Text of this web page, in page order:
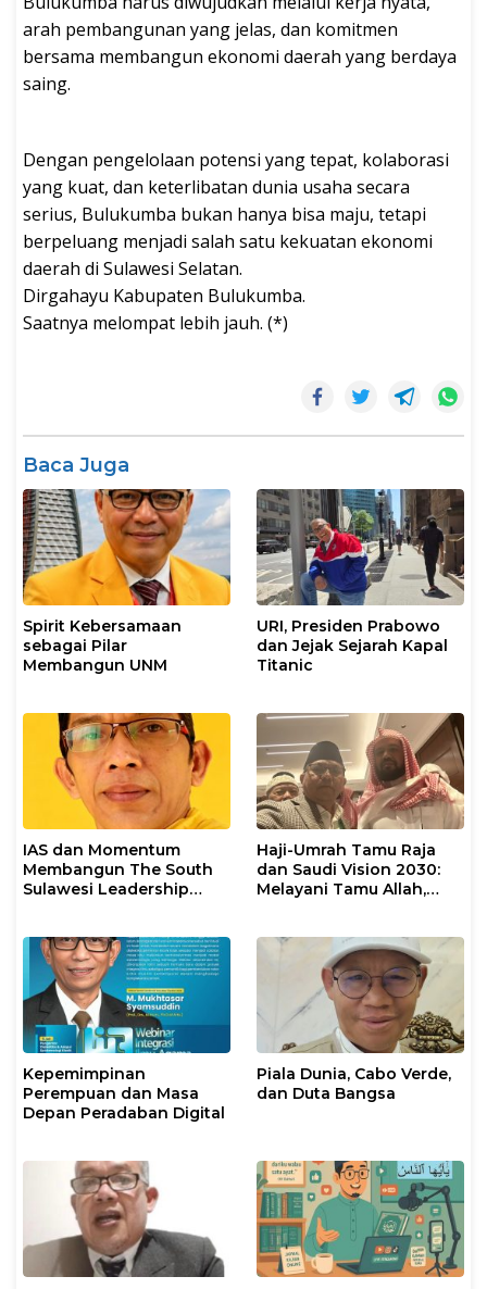
arah pembangunan yang jelas, dan komitmen
bersama membangun ekonomi daerah yang berdaya
saing.
Dengan pengelolaan potensi yang tepat, kolaborasi
yang kuat, dan keterlibatan dunia usaha secara
serius, Bulukumba bukan hanya bisa maju, tetapi
berpeluang menjadi salah satu kekuatan ekonomi
daerah di Sulawesi Selatan.
Dirgahayu Kabupaten Bulukumba.
Saatnya melompat lebih jauh. (*)
Baca Juga
Spirit Kebersamaan
sebagai Pilar
Membangun UNM
URI, Presiden Prabowo
dan Jejak Sejarah Kapal
Titanic
IAS dan Momentum
Membangun The South
Sulawesi Leadership
Haji-Umrah Tamu Raja
dan Saudi Vision 2030:
Melayani Tamu Allah,
Islam
Kepemimpinan
Perempuan dan Masa
Depan Peradaban Digital
Piala Dunia, Cabo Verde,
dan Duta Bangsa